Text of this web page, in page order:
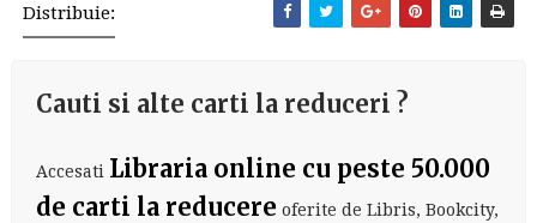
Distribuie:
Cauti si alte carti la reduceri ?
Accesati Libraria online cu peste 50.000
de carti la reducere oferite de Libris, Bookcity,